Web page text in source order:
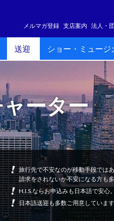
メルマガ登録 支店案内 法人・
送迎 ショー・ミュージ
ーター
旅行先で不安なのが移動手段では
請求をされないか不安になる方も多
H.I.S.ならお申込みも日本語で安心
日本語送迎も多数ご用意していま